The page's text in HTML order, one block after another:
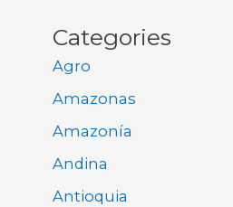
Categories
Agro
Amazonas
Amazonía
Andina
Antioquia